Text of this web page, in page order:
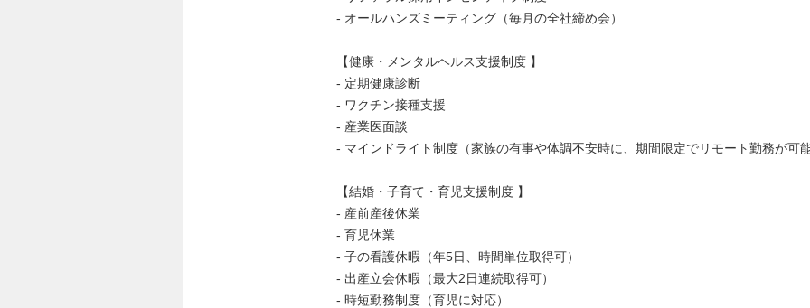
- オールハンズミーティング（毎月の全社締め会）
【健康・メンタルヘルス支援制度 】
- 定期健康診断
- ワクチン接種支援
- 産業医面談
- マインドライト制度（家族の有事や体調不安時に、期間限定でリモート勤務が可
【結婚・子育て・育児支援制度 】
- 産前産後休業
- 育児休業
- 子の看護休暇（年5日、時間単位取得可）
- 出産立会休暇（最大2日連続取得可）
- 時短勤務制度（育児に対応）